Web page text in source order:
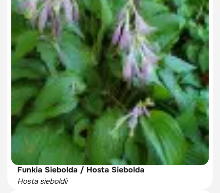
Funkia Siebolda / Hosta Siebolda
Hosta sieboldii